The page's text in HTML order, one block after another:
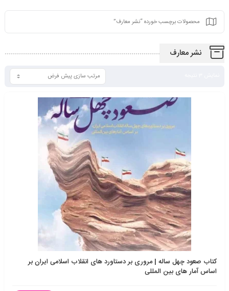
محصولات برچسب خورده “نشر معارف”
نشر معارف
کتاب صعود چهل ساله | مروری بر دستاورد های انقلاب اسلامی ایران بر
اساس آمار های بین المللی